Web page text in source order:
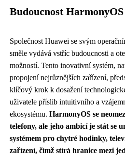
Budoucnost HarmonyOS
Společnost Huawei se svým
směle vydává vstříc budoucnosti a
možností. Tento inovativní systém,
propojení nejrůznějších zařízení,
klíčový krok k dosažení
uživatele příslib intuitivního a
ekosystému. HarmonyOS se
telefony, ale jeho ambicí je stát se
systémem pro chytré hodinky,
zařízení, čímž stírá hranice mezi